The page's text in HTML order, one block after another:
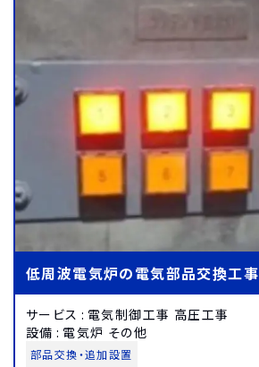
低周波電気炉の電気部品交換工事
サービス : 電気制御工事 高圧工事
設備 : 電気炉 その他
部品交換・追加設置